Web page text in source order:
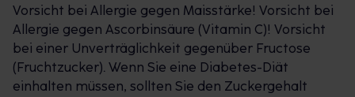
Vorsicht bei Allergie gegen Maisstärke! Vorsicht bei
Allergie gegen Ascorbinsäure (Vitamin C)! Vorsicht
bei einer Unverträglichkeit gegenüber Fructose
(Fruchtzucker). Wenn Sie eine Diabetes-Diät
einhalten müssen, sollten Sie den Zuckergehalt